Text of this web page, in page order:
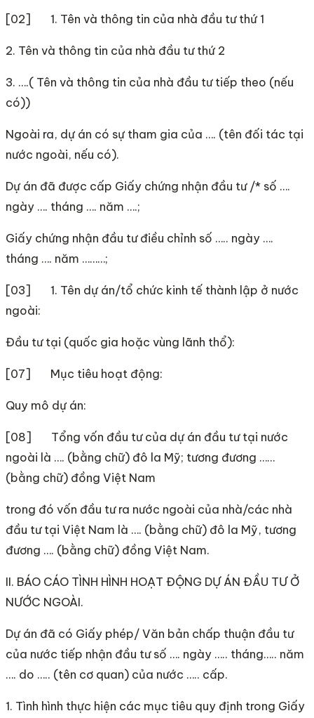
[02] 1. Tên và thông tin của nhà đầu tư thứ 1
2. Tên và thông tin của nhà đầu tư thứ 2
3. ….( Tên và thông tin của nhà đầu tư tiếp theo (nếu
có))
Ngoài ra, dự án có sự tham gia của …. (tên đối tác tại
nước ngoài, nếu có).
Dự án đã được cấp Giấy chứng nhận đầu tư /* số ….
ngày …. tháng …. năm ….;
Giấy chứng nhận đầu tư điều chỉnh số ….. ngày ….
tháng …. năm ………;
[03] 1. Tên dự án/tổ chức kinh tế thành lập ở nước
ngoài:
Đầu tư tại (quốc gia hoặc vùng lãnh thổ):
[07] Mục tiêu hoạt động:
Quy mô dự án:
[08] Tổng vốn đầu tư của dự án đầu tư tại nước
ngoài là …. (bằng chữ) đô la Mỹ; tương đương ……
(bằng chữ) đồng Việt Nam
trong đó vốn đầu tư ra nước ngoài của nhà/các nhà
đầu tư tại Việt Nam là …. (bằng chữ) đô la Mỹ, tương
đương …. (bằng chữ) đồng Việt Nam.
II. BÁO CÁO TÌNH HÌNH HOẠT ĐỘNG DỰ ÁN ĐẦU TƯ Ở
NƯỚC NGOÀI.
Dự án đã có Giấy phép/ Văn bản chấp thuận đầu tư
của nước tiếp nhận đầu tư số …. ngày ….. tháng….. năm
…. do ….. (tên cơ quan) của nước ….. cấp.
1. Tình hình thực hiện các mục tiêu quy định trong Giấy